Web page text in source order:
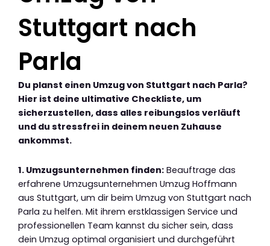
Stuttgart nach
Parla
Du planst einen Umzug von Stuttgart nach Parla?
Hier ist deine ultimative Checkliste, um
sicherzustellen, dass alles reibungslos verläuft
und du stressfrei in deinem neuen Zuhause
ankommst.
1. Umzugsunternehmen finden: Beauftrage das
erfahrene Umzugsunternehmen Umzug Hoffmann
aus Stuttgart, um dir beim Umzug von Stuttgart nach
Parla zu helfen. Mit ihrem erstklassigen Service und
professionellen Team kannst du sicher sein, dass
dein Umzug optimal organisiert und durchgeführt